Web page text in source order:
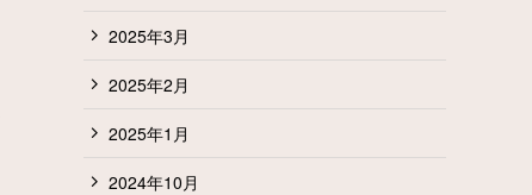
2025年3月
2025年2月
2025年1月
2024年10月